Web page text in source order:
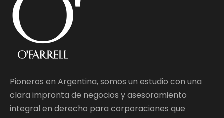
Pioneros en Argentina, somos un estudio con una
clara impronta de negocios y asesoramiento
integral en derecho para corporaciones que